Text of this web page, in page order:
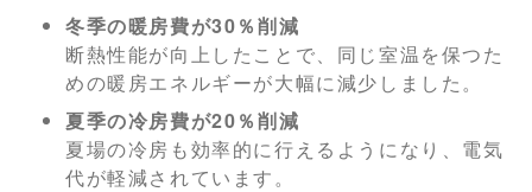
冬季の暖房費が30％削減
断熱性能が向上したことで、同じ室温を保つた
めの暖房エネルギーが大幅に減少しました。
夏季の冷房費が20％削減
夏場の冷房も効率的に行えるようになり、電気
代が軽減されています。